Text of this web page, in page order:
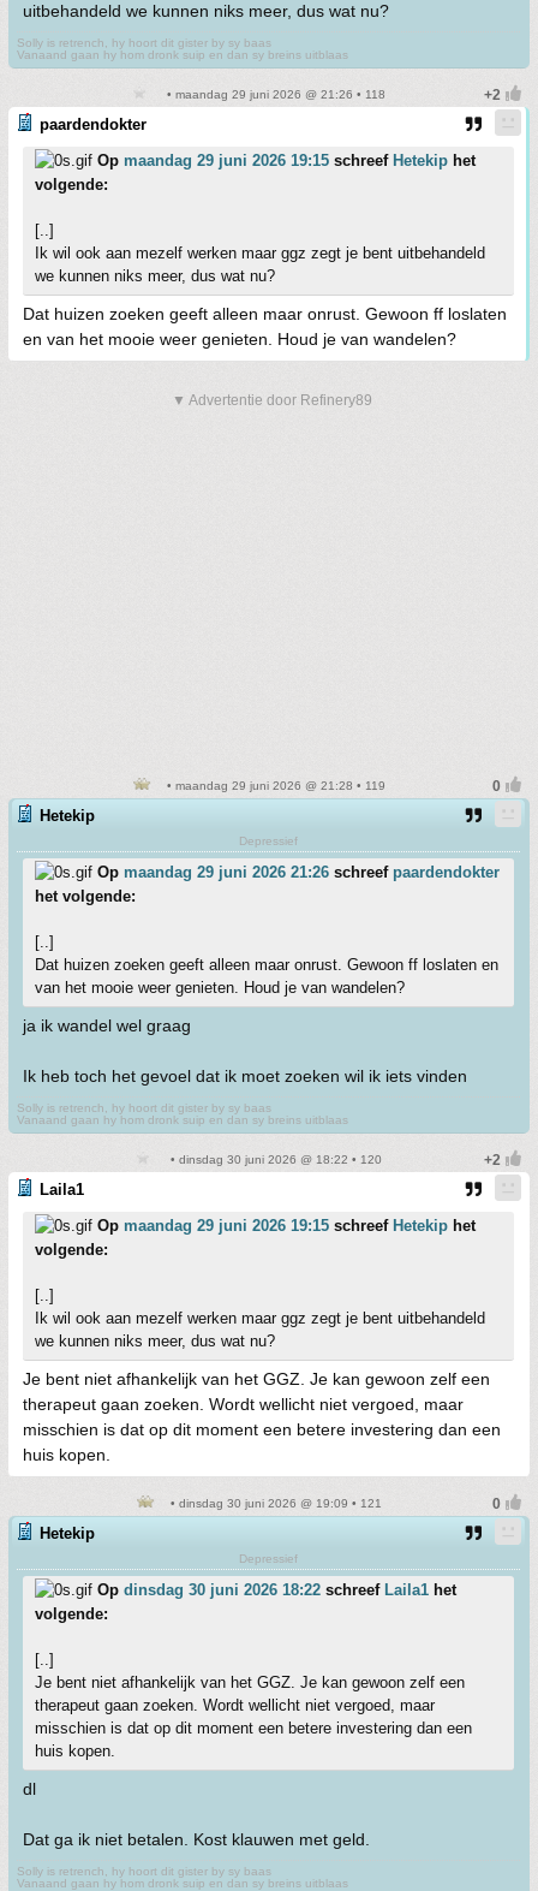
uitbehandeld we kunnen niks meer, dus wat nu?
Solly is retrench, hy hoort dit gister by sy baas
Vanaand gaan hy hom dronk suip en dan sy breins uitblaas
• maandag 29 juni 2026 @ 21:26 • 118
paardendokter
Op maandag 29 juni 2026 19:15 schreef Hetekip het
volgende:
[..]
Ik wil ook aan mezelf werken maar ggz zegt je bent uitbehandeld
we kunnen niks meer, dus wat nu?
Dat huizen zoeken geeft alleen maar onrust. Gewoon ff loslaten
en van het mooie weer genieten. Houd je van wandelen?
▼ Advertentie door Refinery89
• maandag 29 juni 2026 @ 21:28 • 119
Hetekip
Depressief
Op maandag 29 juni 2026 21:26 schreef paardendokter
het volgende:
[..]
Dat huizen zoeken geeft alleen maar onrust. Gewoon ff loslaten en
van het mooie weer genieten. Houd je van wandelen?
ja ik wandel wel graag
Ik heb toch het gevoel dat ik moet zoeken wil ik iets vinden
Solly is retrench, hy hoort dit gister by sy baas
Vanaand gaan hy hom dronk suip en dan sy breins uitblaas
• dinsdag 30 juni 2026 @ 18:22 • 120
Laila1
Op maandag 29 juni 2026 19:15 schreef Hetekip het
volgende:
[..]
Ik wil ook aan mezelf werken maar ggz zegt je bent uitbehandeld
we kunnen niks meer, dus wat nu?
Je bent niet afhankelijk van het GGZ. Je kan gewoon zelf een
therapeut gaan zoeken. Wordt wellicht niet vergoed, maar
misschien is dat op dit moment een betere investering dan een
huis kopen.
• dinsdag 30 juni 2026 @ 19:09 • 121
Hetekip
Depressief
Op dinsdag 30 juni 2026 18:22 schreef Laila1 het
volgende:
[..]
Je bent niet afhankelijk van het GGZ. Je kan gewoon zelf een
therapeut gaan zoeken. Wordt wellicht niet vergoed, maar
misschien is dat op dit moment een betere investering dan een
huis kopen.
dl
Dat ga ik niet betalen. Kost klauwen met geld.
Solly is retrench, hy hoort dit gister by sy baas
Vanaand gaan hy hom dronk suip en dan sy breins uitblaas